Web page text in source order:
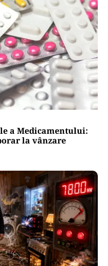
a Medicamentului:
la vânzare